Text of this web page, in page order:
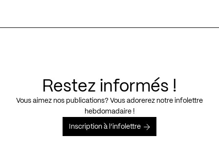
Restez informés !
Vous aimez nos publications? Vous adorerez notre infolettre
hebdomadaire !
Inscription à l’infolettre